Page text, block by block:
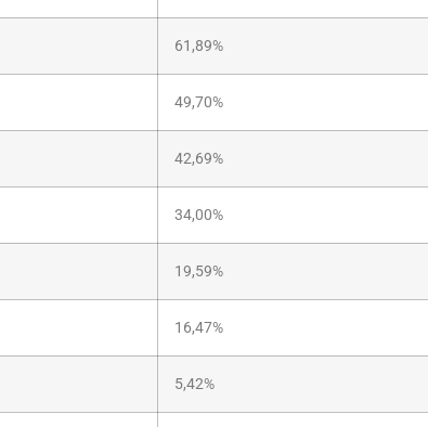
61,89%
49,70%
42,69%
34,00%
19,59%
16,47%
5,42%